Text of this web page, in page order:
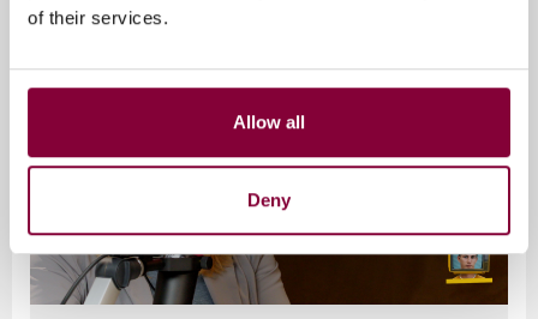
of their services.
Allow all
Deny